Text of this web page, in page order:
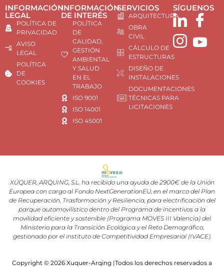
INFORMACIÓN
LEGAL
POLÍTICA DE
PRIVACIDAD
AVISO
LEGAL
POLÍTICA
DE
COOKIES
INFORMACIÓN
DE INTERÉS
POLÍTICA
DE
CALIDAD,
GESTIÓN
AMBIENTAL
Y SALUD
EN EL
TRABAJO
ISO 9001
ISO 14001
ISO 45001
SERVICIOS
ARQUITECTURA
OBRA
CIVIL
CÁLCULO DE
ESTRUCTURAS
DISEÑO DE
INSTALACIONES
DOCUMENTACIONES
TÉCNICAS PARA
LICITACIONES
SÍGUENOS
XÚQUER, ARQUING, S.L. ha recibido una ayuda de 2900€ de la Unión
Europea con cargo al Fondo NextGenerationEU, en el marco del Plan
de Recuperación, Trasformación y Resiliencia, para electrificación del
parque automovilístico dentro del Programa de incentivos a la
movilidad eficiente y sostenible (Programa MOVES III Valencia) del
Ministerio para la Transición Ecológica y el Reto Demográfico,
gestionado por el instituto de Competitividad Empresarial (IVACE).
Copyright © 2026 Xuquer-Arqing |Todos los derechos reservados a